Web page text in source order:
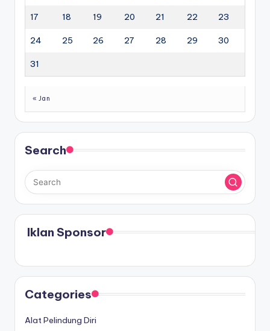
17 18 19 20 21 22 23
24 25 26 27 28 29 30
31
« Jan
Search
Iklan Sponsor
Categories
Alat Pelindung Diri